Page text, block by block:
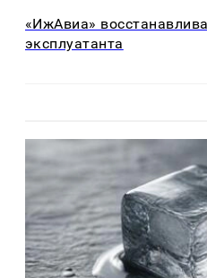
«ИжАвиа»
эксплуатанта